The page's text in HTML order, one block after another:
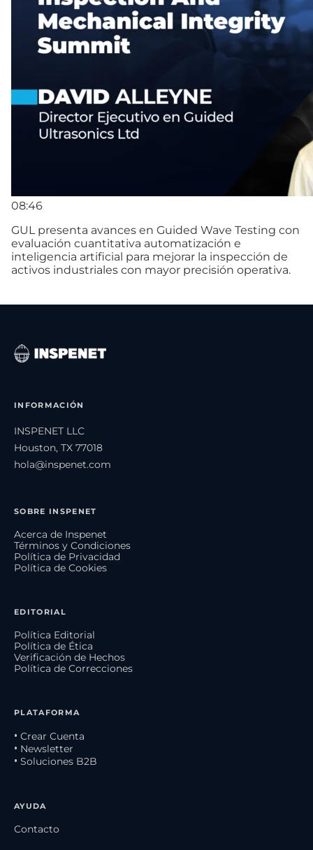
08:46
GUL presenta avances en Guided Wave Testing con
evaluación cuantitativa automatización e
inteligencia artificial para mejorar la inspección de
activos industriales con mayor precisión operativa.
INFORMACIÓN
INSPENET LLC
Houston, TX 77018
hola@inspenet.com
SOBRE INSPENET
Acerca de Inspenet
Términos y Condiciones
Política de Privacidad
Política de Cookies
EDITORIAL
Política Editorial
Política de Ética
Verificación de Hechos
Política de Correcciones
PLATAFORMA
• Crear Cuenta
• Newsletter
• Soluciones B2B
AYUDA
Contacto